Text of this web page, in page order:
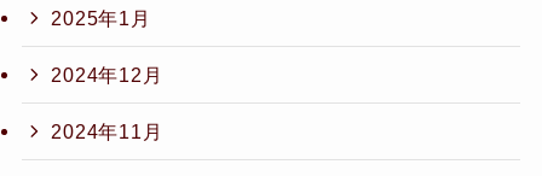
2025年1月
2024年12月
2024年11月